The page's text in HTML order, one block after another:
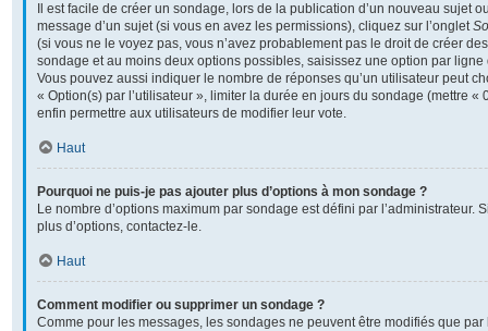
Il est facile de créer un sondage, lors de la publication d’un nouveau sujet
message d’un sujet (si vous en avez les permissions), cliquez sur l’onglet
(si vous ne le voyez pas, vous n’avez probablement pas le droit de créer
sondage et au moins deux options possibles, saisissez une option par
Vous pouvez aussi indiquer le nombre de réponses qu’un utilisateur peut
« Option(s) par l’utilisateur », limiter la durée en jours du sondage (mettre «
enfin permettre aux utilisateurs de modifier leur vote.
Haut
Pourquoi ne puis-je pas ajouter plus d’options à mon sondage ?
Le nombre d’options maximum par sondage est défini par l’administrateur.
plus d’options, contactez-le.
Haut
Comment modifier ou supprimer un sondage ?
Comme pour les messages, les sondages ne peuvent être modifiés que